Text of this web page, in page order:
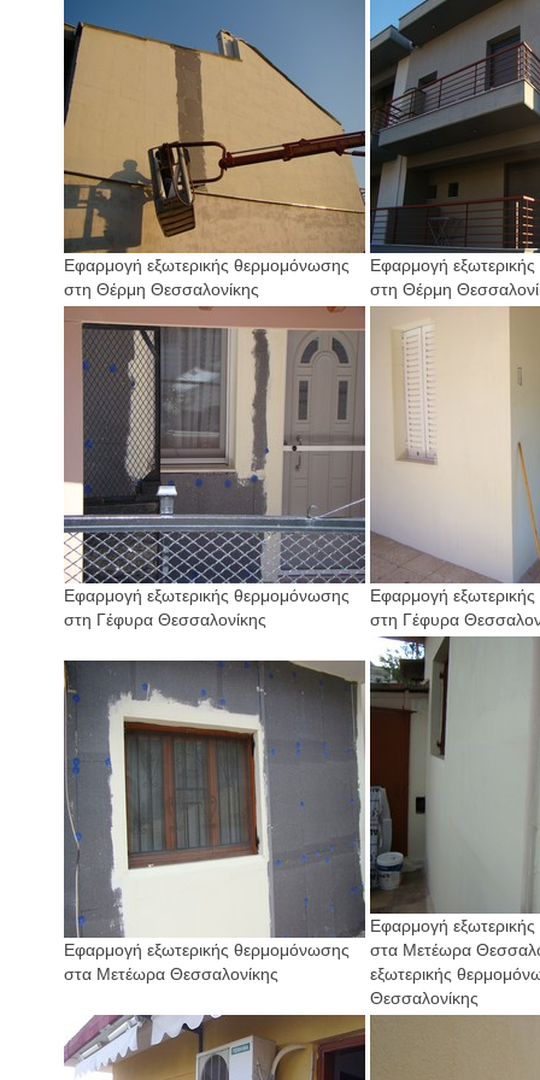
Εφαρμογή εξωτερικής θερμομόνωσης
στη Θέρμη Θεσσαλονίκης
Εφαρμογή
στη Θέρμη
Εφαρμογή εξωτερικής θερμομόνωσης
στη Γέφυρα Θεσσαλονίκης
Εφαρμογή
στη Γέφυρα
Εφαρμογή εξωτερικής θερμομόνωσης
στα Μετέωρα Θεσσαλονίκης
Εφαρμογή
στα Μετέωρα
εξωτερικής
Θεσσαλονίκης